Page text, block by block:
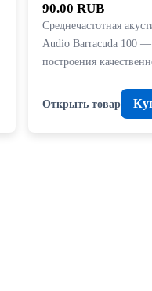
90.00 RUB
Среднечастотная
Audio Barracuda 100
построения
Открыть товар